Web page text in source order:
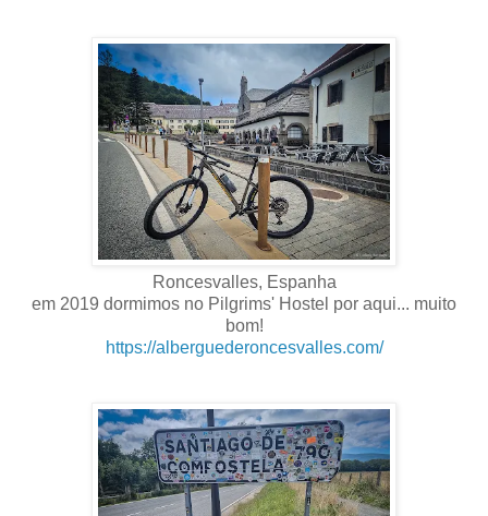
Roncesvalles, Espanha
em 2019 dormimos no Pilgrims' Hostel por aqui... muito
bom!
https://alberguederoncesvalles.com/